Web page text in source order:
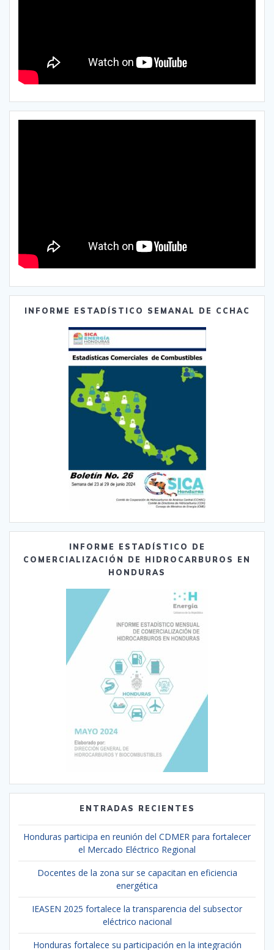
INFORME ESTADÍSTICO SEMANAL DE CCHAC
INFORME ESTADÍSTICO DE
COMERCIALIZACIÓN DE HIDROCARBUROS EN
HONDURAS
ENTRADAS RECIENTES
Honduras participa en reunión del CDMER para fortalecer
el Mercado Eléctrico Regional
Docentes de la zona sur se capacitan en eficiencia
energética
IEASEN 2025 fortalece la transparencia del subsector
eléctrico nacional
Honduras fortalece su participación en la integración